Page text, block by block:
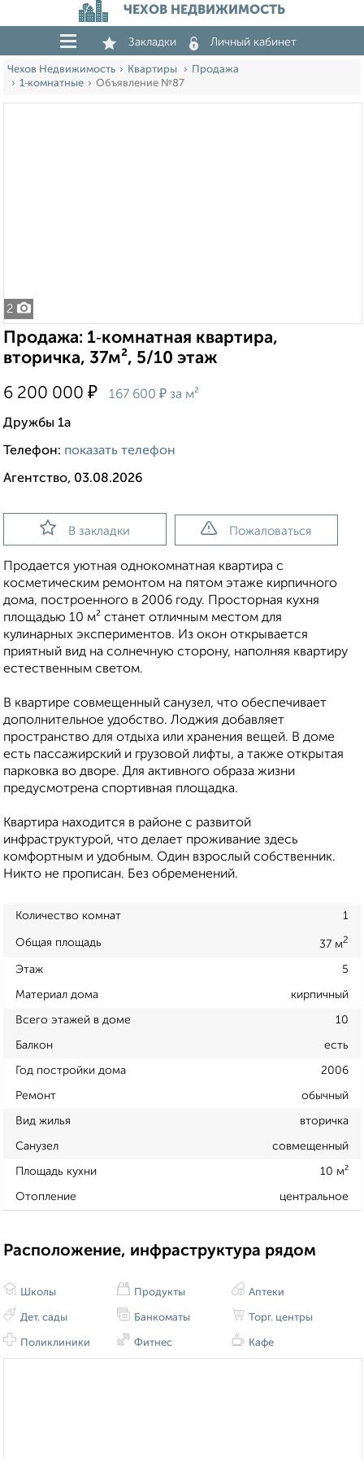
ЧЕХОВ НЕДВИЖИМОСТЬ
Закладки Личный кабинет
Чехов Недвижимость Квартиры
Продажа
1‑комнатные
Объявление №87
2
Продажа: 1‑комнатная квартира,
вторичка, 37м², 5/10 этаж
6 200 000 ₽ 167 600 ₽ за м²
Дружбы 1а
Телефон: показать телефон
Агентство, 03.08.2026
В закладки Пожаловаться
Продается уютная однокомнатная квартира с
косметическим ремонтом на пятом этаже кирпичного
дома, построенного в 2006 году. Просторная кухня
площадью 10 м² станет отличным местом для
кулинарных экспериментов. Из окон открывается
приятный вид на солнечную сторону, наполняя квартиру
естественным светом.
В квартире совмещенный санузел, что обеспечивает
дополнительное удобство. Лоджия добавляет
пространство для отдыха или хранения вещей. В доме
есть пассажирский и грузовой лифты, а также открытая
парковка во дворе. Для активного образа жизни
предусмотрена спортивная площадка.
Квартира находится в районе с развитой
инфраструктурой, что делает проживание здесь
комфортным и удобным. Один взрослый собственник.
Никто не прописан. Без обременений.
Количество комнат 1
Общая площадь 37 м2
Этаж 5
Материал дома кирпичный
Всего этажей в доме 10
Балкон есть
Год постройки дома 2006
Ремонт обычный
Вид жилья вторичка
Санузел совмещенный
Площадь кухни 10 м²
Отопление центральное
Расположение, инфраструктура рядом
Школы
Дет. сады
Поликлиники
Продукты
Банкоматы
Фитнес
Аптеки
Торг. центры
Кафе